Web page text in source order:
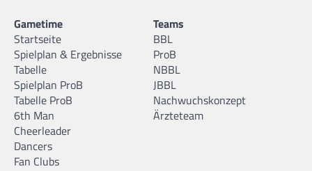
Gametime
Startseite
Spielplan & Ergebnisse
Tabelle
Spielplan ProB
Tabelle ProB
6th Man
Cheerleader
Dancers
Fan Clubs
Teams
BBL
ProB
NBBL
JBBL
Nachwuchskonzept
Ärzteteam